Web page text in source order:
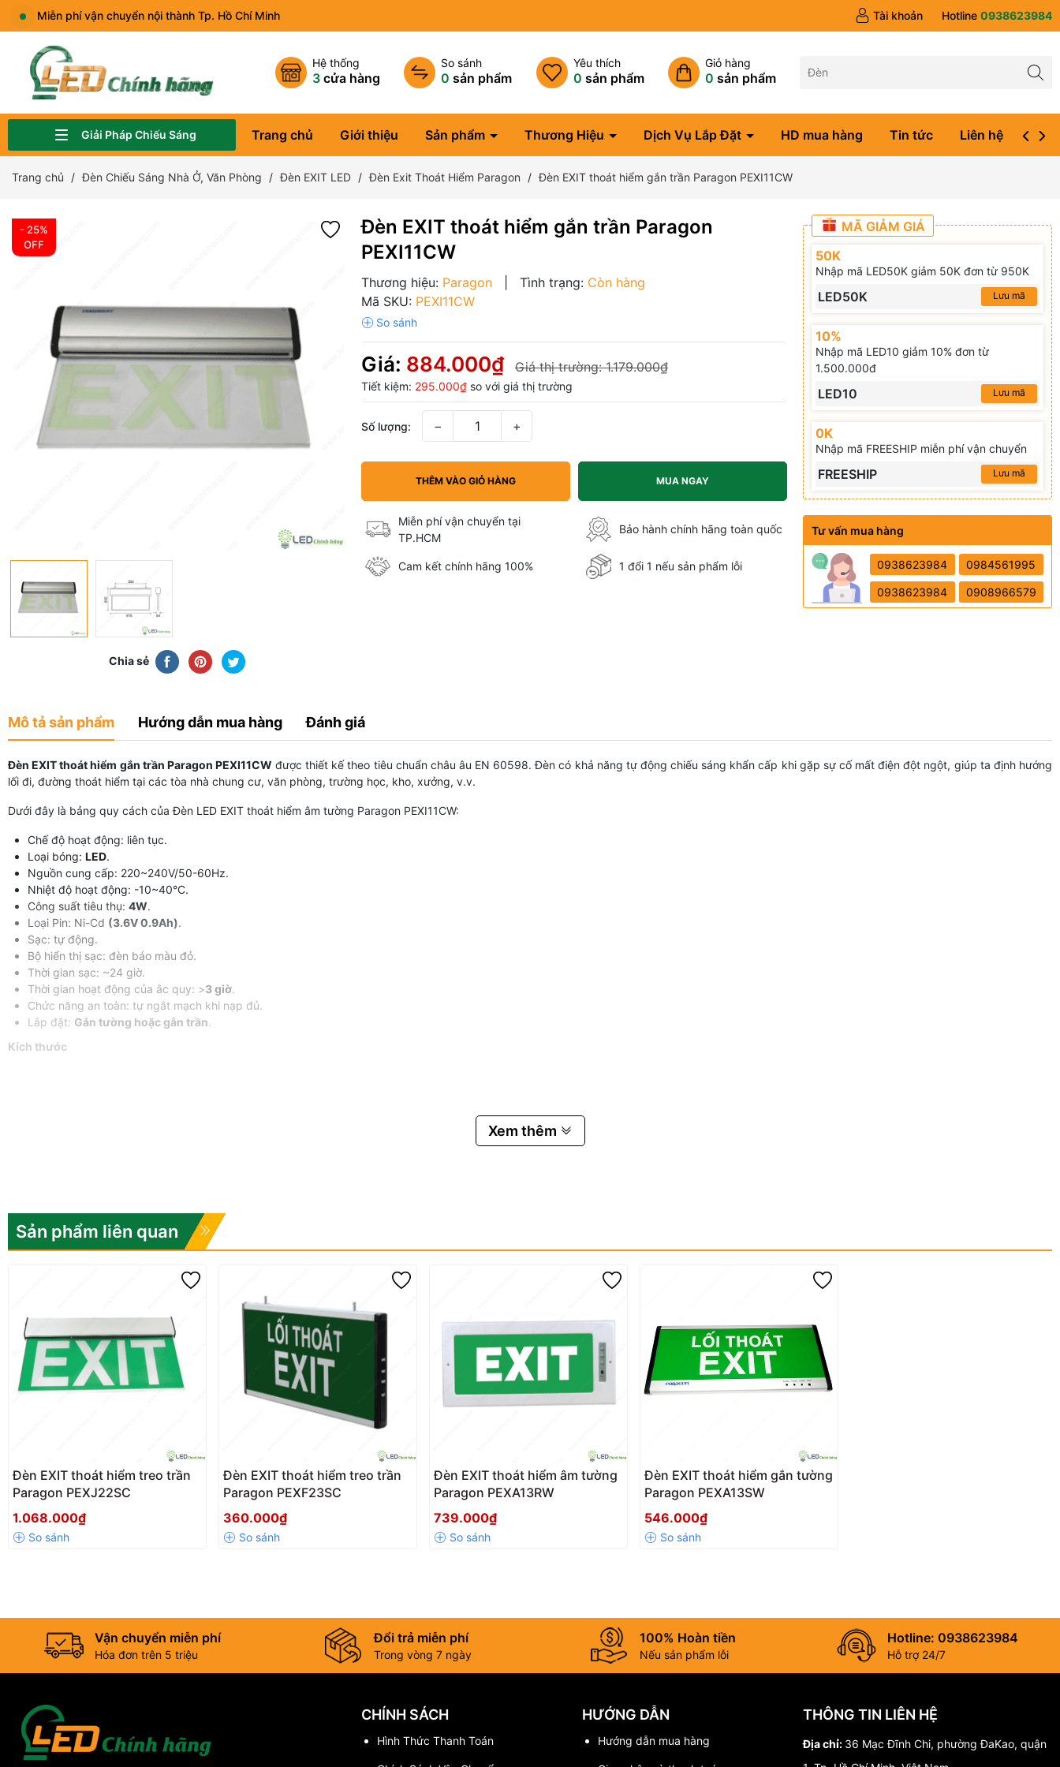
Miễn phí vận chuyển nội thành Tp. Hồ Chí Minh Tài khoản Hotline 0938623984
Hệ thống
3 cửa hàng
So sánh
0 sản phẩm
Yêu thích
0 sản phẩm
Giỏ hàng
0 sản phẩm
Giải Pháp Chiếu Sáng Trang chủ Giới thiệu Sản phẩm Thương Hiệu Dịch Vụ Lắp Đặt HD mua hàng Tin tức Liên hệ
Trang chủ Đèn Chiếu Sáng Nhà Ở, Văn Phòng Đèn EXIT LED Đèn Exit Thoát Hiểm Paragon Đèn EXIT thoát hiểm gắn trần Paragon PEXI11CW
- 25%
OFF
Chia sẻ
Đèn EXIT thoát hiểm gắn trần Paragon
PEXI11CW
Thương hiệu: Paragon Tình trạng: Còn hàng
Mã SKU: PEXI11CW
Giá: 884.000₫ Giá thị trường:1.179.000₫
Tiết kiệm: 295.000₫ so với giá thị trường
Số lượng: − +
THÊM VÀO GIỎ HÀNG MUA NGAY
Miễn phí vận chuyển tại
TP.HCM
Bảo hành chính hãng toàn quốc
Cam kết chính hãng 100% 1 đổi 1 nếu sản phẩm lỗi
MÃ GIẢM GIÁ
50K
Nhập mã LED50K giảm 50K đơn từ 950K
LED50K Lưu mã
10%
Nhập mã LED10 giảm 10% đơn từ
1.500.000đ
LED10 Lưu mã
0K
Nhập mã FREESHIP miễn phí vận chuyển
FREESHIP Lưu mã
Tư vấn mua hàng
0938623984 0984561995
0938623984 0908966579
Mô tả sản phẩm Hướng dẫn mua hàng Đánh giá
Đèn EXIT thoát hiểm gắn trần Paragon PEXI11CW được thiết kế theo tiêu chuẩn châu âu EN 60598. Đèn có khả năng tự động chiếu sáng khẩn cấp khi gặp sự cố mất điện đột ngột, giúp ta định hướng
lối đi, đường thoát hiểm tại các tòa nhà chung cư, văn phòng, trường học, kho, xưởng, v.v.
Dưới đây là bảng quy cách củaĐèn LED EXIT thoát hiểm âm tường Paragon PEXI11CW:
Chế độ hoạt động: liên tục.
Loại bóng: LED.
Nguồn cung cấp: 220~240V/50-60Hz.
Nhiệt độ hoạt động: -10~40°C.
Công suất tiêu thụ: 4W.
Loại Pin: Ni-Cd (3.6V 0.9Ah).
Sạc: tự động.
Bộ hiển thị sạc: đèn báo màu đỏ.
Thời gian sạc: ~24 giờ.
Thời gian hoạt động của ắc quy: >3 giờ.
Chức năng an toàn: tự ngắt mạch khi nạp đủ.
Lắp đặt: Gắn tường hoặc gắn trần.
Kích thước
Xem thêm
Sản phẩm liên quan
Đèn EXIT thoát hiểm treo trần
Paragon PEXJ22SC
1.068.000₫
Đèn EXIT thoát hiểm treo trần
Paragon PEXF23SC
360.000₫
Đèn EXIT thoát hiểm âm tường
Paragon PEXA13RW
739.000₫
Đèn EXIT thoát hiểm gắn tường
Paragon PEXA13SW
546.000₫
Vận chuyển miễn phí
Hóa đơn trên 5 triệu
Đổi trả miễn phí
Trong vòng 7 ngày
100% Hoàn tiền
Nếu sản phẩm lỗi
Hotline: 0938623984
Hỗ trợ 24/7
CHÍNH SÁCH
Hình Thức Thanh Toán
HƯỚNG DẪN
Hướng dẫn mua hàng
THÔNG TIN LIÊN HỆ
Địa chỉ: 36 Mạc Đĩnh Chi, phường ĐaKao, quận